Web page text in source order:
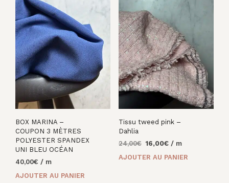
BOX MARINA –
COUPON 3 MÈTRES
POLYESTER SPANDEX
UNI BLEU OCÉAN
40,00€ / m
AJOUTER AU PANIER
Tissu tweed pink –
Dahlia
24,00€ Le
16,00€Le/ m
AJOUTER AU PANIER